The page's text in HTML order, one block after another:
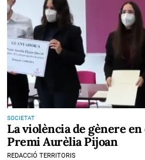
SOCIETAT
La violència de gènere
Premi Aurèlia Pijoan
REDACCIÓ TERRITORIS